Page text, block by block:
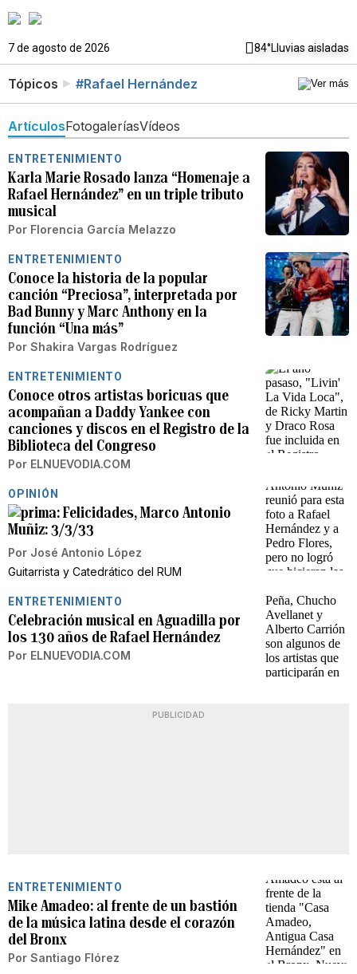
7 de agosto de 2026 84°Lluvias aisladas
Tópicos #Rafael Hernández
ArtículosFotogaleríasVídeos
ENTRETENIMIENTO
Karla Marie Rosado lanza “Homenaje a
Rafael Hernández” en un triple tributo
musical
Por Florencia García Melazzo
ENTRETENIMIENTO
Conoce la historia de la popular
canción “Preciosa”, interpretada por
Bad Bunny y Marc Anthony en la
función “Una más”
Por Shakira Vargas Rodríguez
ENTRETENIMIENTO
Conoce otros artistas boricuas que
acompañan a Daddy Yankee con
canciones y discos en el Registro de la
Biblioteca del Congreso
Por ELNUEVODIA.COM
OPINIÓN
Felicidades, Marco Antonio
Muñiz: 3/3/33
Por José Antonio López
Guitarrista y Catedrático del RUM
ENTRETENIMIENTO
Celebración musical en Aguadilla por
los 130 años de Rafael Hernández
Por ELNUEVODIA.COM
PUBLICIDAD
ENTRETENIMIENTO
Mike Amadeo: al frente de un bastión
de la música latina desde el corazón
del Bronx
Por Santiago Flórez